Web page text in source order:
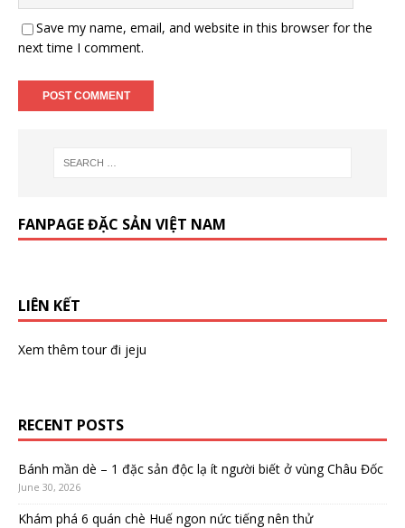
Save my name, email, and website in this browser for the
next time I comment.
FANPAGE ĐẶC SẢN VIỆT NAM
LIÊN KẾT
Xem thêmtour đi jeju
RECENT POSTS
Bánh mần dè – 1 đặc sản độc lạ ít người biết ở vùng Châu Đốc
June 30, 2026
Khám phá 6 quán chè Huế ngon nức tiếng nên thử